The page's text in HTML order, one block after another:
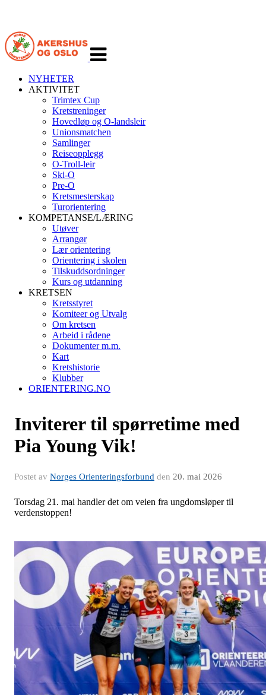
navigasjon
NYHETER
AKTIVITET
Trimtex Cup
Kretstreninger
Hovedløp og O-landsleir
Unionsmatchen
Samlinger
Reiseopplegg
O-Troll-leir
Ski-O
Pre-O
Kretsmesterskap
Turorientering
KOMPETANSE/LÆRING
Utøver
Arrangør
Lær orientering
Orientering i skolen
Tilskuddsordninger
Kurs og utdanning
KRETSEN
Kretsstyret
Komiteer og Utvalg
Om kretsen
Arbeid i rådene
Dokumenter m.m.
Kart
Kretshistorie
Klubber
ORIENTERING.NO
Inviterer til spørretime med
Pia Young Vik!
Postet av Norges Orienteringsforbund den 20. mai 2026
Torsdag 21. mai handler det om veien fra ungdomsløper til
verdenstoppen!